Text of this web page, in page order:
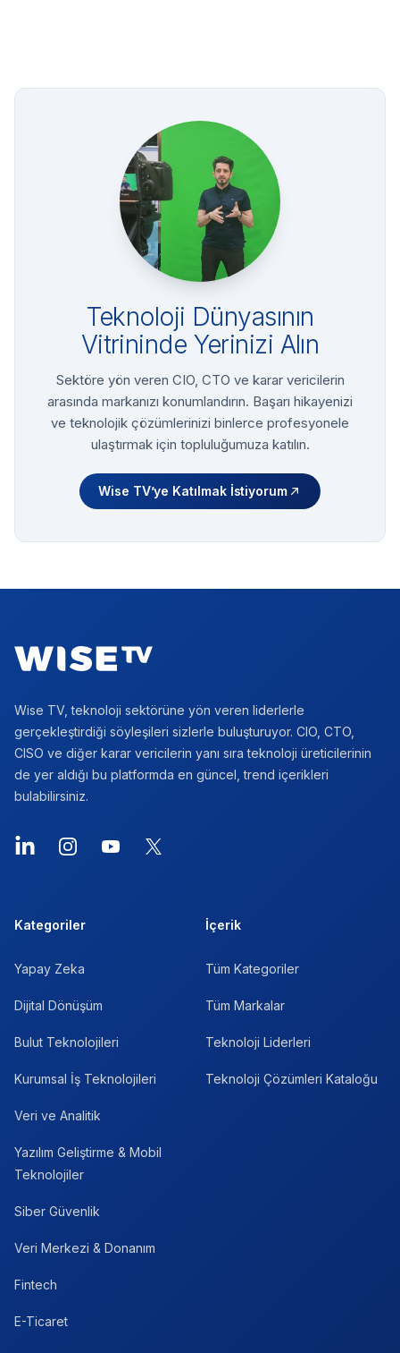
Teknoloji Dünyasının
Vitrininde Yerinizi Alın
Sektöre yön veren CIO, CTO ve karar vericilerin
arasında markanızı konumlandırın. Başarı hikayenizi
ve teknolojik çözümlerinizi binlerce profesyonele
ulaştırmak için topluluğumuza katılın.
Wise TV’ye Katılmak İstiyorum
Wise TV, teknoloji sektörüne yön veren liderlerle
gerçekleştirdiği söyleşileri sizlerle buluşturuyor. CIO, CTO,
CISO ve diğer karar vericilerin yanı sıra teknoloji üreticilerinin
de yer aldığı bu platformda en güncel, trend içerikleri
bulabilirsiniz.
LinkedInInstagramYouTube
X
Kategoriler
Yapay Zeka
Dijital Dönüşüm
Bulut Teknolojileri
Kurumsal İş Teknolojileri
Veri ve Analitik
Yazılım Geliştirme & Mobil
Teknolojiler
Siber Güvenlik
Veri Merkezi & Donanım
Fintech
E-Ticaret
İçerik
Tüm Kategoriler
Tüm Markalar
Teknoloji Liderleri
Teknoloji Çözümleri Kataloğu